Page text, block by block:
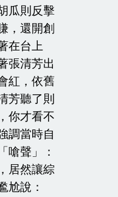
瓜則反擊
，還開創
在台上
張清芳出
紅，依舊
芳聽了則
你才看不
調當時自
嗆聲」：
居然讓綜
尬說：